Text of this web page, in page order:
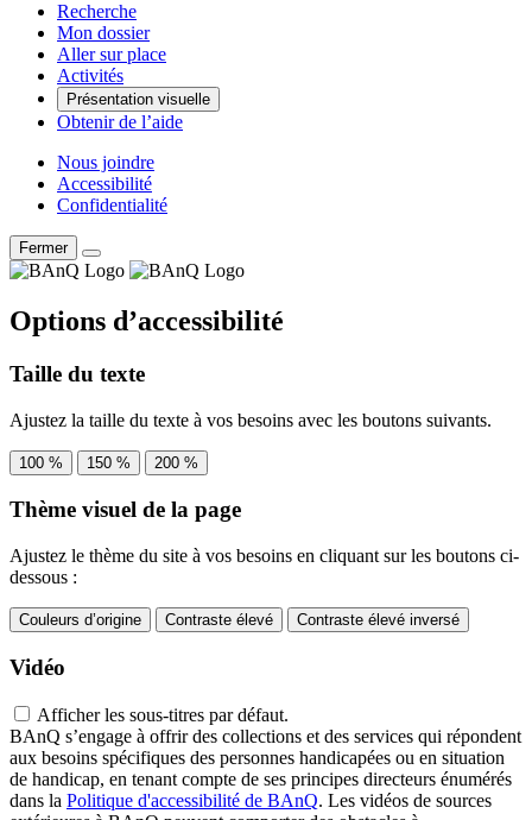
Recherche
Mon dossier
Aller sur place
Activités
Présentation visuelle
Obtenir de l’aide
Nous joindre
Accessibilité
Confidentialité
Fermer
Options d’accessibilité
Taille du texte
Ajustez la taille du texte à vos besoins avec les boutons suivants.
100 % 150 % 200 %
Thème visuel de la page
Ajustez le thème du site à vos besoins en cliquant sur les boutons ci-
dessous :
Couleurs d’origine Contraste élevé Contraste élevé inversé
Vidéo
Afficher les sous-titres par défaut.
BAnQ s’engage à offrir des collections et des services qui répondent
aux besoins spécifiques des personnes handicapées ou en situation
de handicap, en tenant compte de ses principes directeurs énumérés
dans la Politique d'accessibilité de BAnQ. Les vidéos de sources